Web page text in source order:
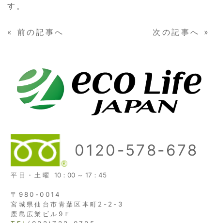
す。
« 前の記事へ 次の記事へ »
0120-578-678
平日・土曜 10：00 ～ 17：45
〒980-0014
宮城県仙台市青葉区本町2-2-3
鹿島広業ビル9Ｆ